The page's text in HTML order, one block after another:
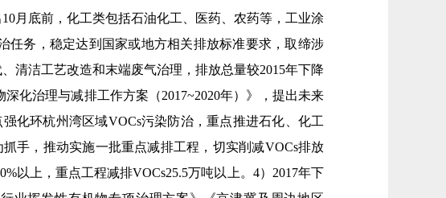
月底前，化工类包括石油化工、医药、农药等，工业涂
任务，稳定达到国家或地方相关排放标准要求，取缔涉
清洁工艺改造和末端废气治理，排放总量较2015年下降
化治理与减排工作方案（2017~2020年）》，提出未来
化环杭州湾区域VOCs污染防治，重点推进石化、化工
手，推动实施一批重点减排工程，切实削减VOCs排放
以上，重点工程减排VOCs25.5万吨以上。4）2017年下